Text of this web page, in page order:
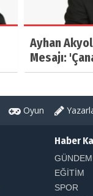
Ayhan
Mesajı:
Oyun
Haber
GÜNDEM
EĞİTİM
SPOR